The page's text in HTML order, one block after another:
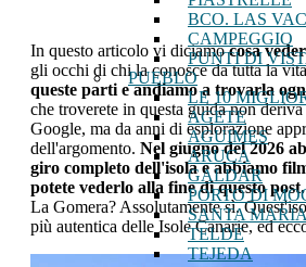
BCO. LAS
CAMPEGGIO
PUNTI DI
PUEBLO
LE 10
AGETE
AGUIMES
ARUCA
GALDAR
PORTO DI
SANTA
TELDE
TEJEDA
In questo articolo vi diciamocosa
gli occhi di chi la conosce da tutta la
queste parti e andiamo a trovarla
che troverete in questa guida non
Google, ma da anni di esplorazione
dell'argomento. Nel giugno del 2026
giro completo dell'isola e abbiamo
potete vederlo alla fine di questo post.
La Gomera? Assolutamente sì.
più autentica delle Isole Canarie, ed